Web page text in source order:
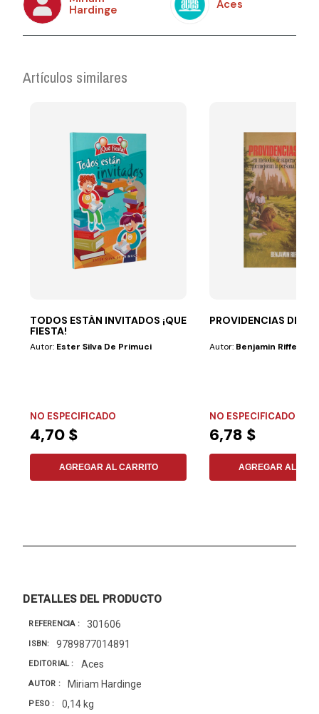
Hardinge
Aces
Artículos similares
TODOS ESTÁN INVITADOS ¡QUE
FIESTA!
Autor: Ester Silva De Primuci
NO ESPECIFICADO
4,70 $
AGREGAR AL CARRITO
PROVIDENCIAS DE
Autor: Benjamin Riffel
NO ESPECIFICADO
6,78 $
AGREGAR AL
DETALLES DEL PRODUCTO
REFERENCIA 301606
ISBN 9789877014891
EDITORIAL Aces
AUTOR Miriam Hardinge
PESO 0,14 kg